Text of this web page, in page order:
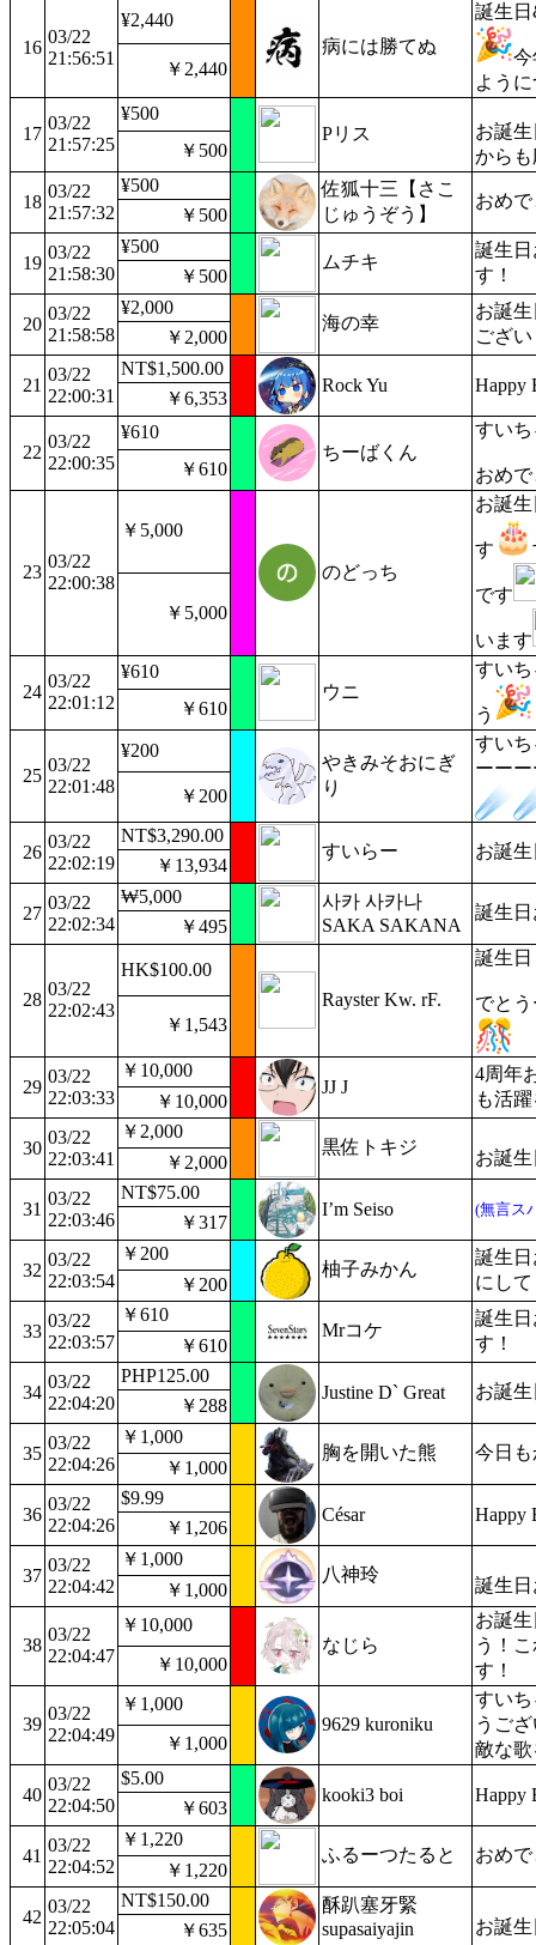
16
03/22
21:56:51
¥2,440
病には勝てぬ
誕生
今
よう
￥2,440
17
03/22
21:57:25
¥500
Pリス
お誕
から
￥500
18
03/22
21:57:32
¥500
佐狐十三【さこ
じゅうぞう】
おめ
￥500
19
03/22
21:58:30
¥500
ムチキ
誕生
す！
￥500
20
03/22
21:58:58
¥2,000
海の幸
お誕
ござ
￥2,000
21
03/22
22:00:31
NT$1,500.00
Rock Yu
Happy
￥6,353
22
03/22
22:00:35
¥610
ちーばくん
すい
おめ
￥610
23
03/22
22:00:38
￥5,000
のどっち
お誕
す
です
います
￥5,000
24
03/22
22:01:12
¥610
ウニ
すい
う
￥610
25
03/22
22:01:48
¥200
やきみそおにぎ
り
すい
ーー
￥200
26
03/22
22:02:19
NT$3,290.00
すいらー お誕
￥13,934
27
03/22
22:02:34
₩5,000
사카 사카나
SAKA SAKANA
誕生
￥495
28
03/22
22:02:43
HK$100.00
Rayster Kw. rF.
誕生
でと
￥1,543
29
03/22
22:03:33
￥10,000
JJ J
4周年
も活
￥10,000
30
03/22
22:03:41
￥2,000
黒佐トキジ
お誕
￥2,000
31
03/22
22:03:46
NT$75.00
I’m Seiso
(無言ス
￥317
32
03/22
22:03:54
￥200
柚子みかん
誕生
にし
￥200
33
03/22
22:03:57
￥610
Mrコケ
誕生
す！
￥610
34
03/22
22:04:20
PHP125.00
Justine D` Great
お誕
￥288
35
03/22
22:04:26
￥1,000
胸を開いた熊 今日
￥1,000
36
03/22
22:04:26
$9.99
César
Happy
￥1,206
37
03/22
22:04:42
￥1,000
八神玲
誕生
￥1,000
38
03/22
22:04:47
￥10,000
なじら
お誕
う！
す！
￥10,000
39
03/22
22:04:49
￥1,000
9629 kuroniku
すい
うご
敵な
￥1,000
40
03/22
22:04:50
$5.00
kooki3 boi
Happy
￥603
41
03/22
22:04:52
￥1,220
ふるーつたると おめ
￥1,220
42
03/22
22:05:04
NT$150.00
酥趴塞牙緊
supasaiyajin
お誕
￥635